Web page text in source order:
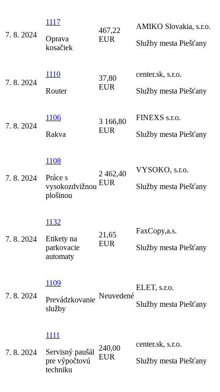
7. 8. 2024
1117
Oprava
kosačiek
467,22
EUR
AMIKO Slovakia, s.r.o.
Služby mesta Piešťany
7. 8. 2024
1110
Router
37,80
EUR
center.sk, s.r.o.
Služby mesta Piešťany
7. 8. 2024
1106
Rakva
3 166,80
EUR
FINEXS s.r.o.
Služby mesta Piešťany
7. 8. 2024
1108
Práce s
vysokozdvižnou
plošinou
2 462,40
EUR
VYSOKO, s.r.o.
Služby mesta Piešťany
7. 8. 2024
1132
Etikety na
parkovacie
automaty
21,65
EUR
FaxCopy,a.s.
Služby mesta Piešťany
7. 8. 2024
1109
Prevádzkovanie
služby
Neuvedené
ELET, s.r.o.
Služby mesta Piešťany
7. 8. 2024
1111
Servisný paušál
pre výpočtovú
techniku
240,00
EUR
center.sk, s.r.o.
Služby mesta Piešťany